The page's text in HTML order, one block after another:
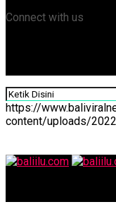
Connect with us
https://
content/uploads/